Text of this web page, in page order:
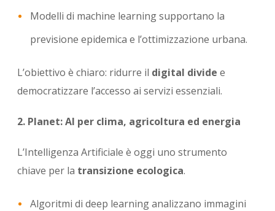
Modelli di machine learning supportano la
previsione epidemica e l’ottimizzazione urbana.
L’obiettivo è chiaro: ridurre il digital divide e
democratizzare l’accesso ai servizi essenziali.
2. Planet: AI per clima, agricoltura ed energia
L’Intelligenza Artificiale è oggi uno strumento
chiave per la transizione ecologica.
Algoritmi di deep learning analizzano immagini